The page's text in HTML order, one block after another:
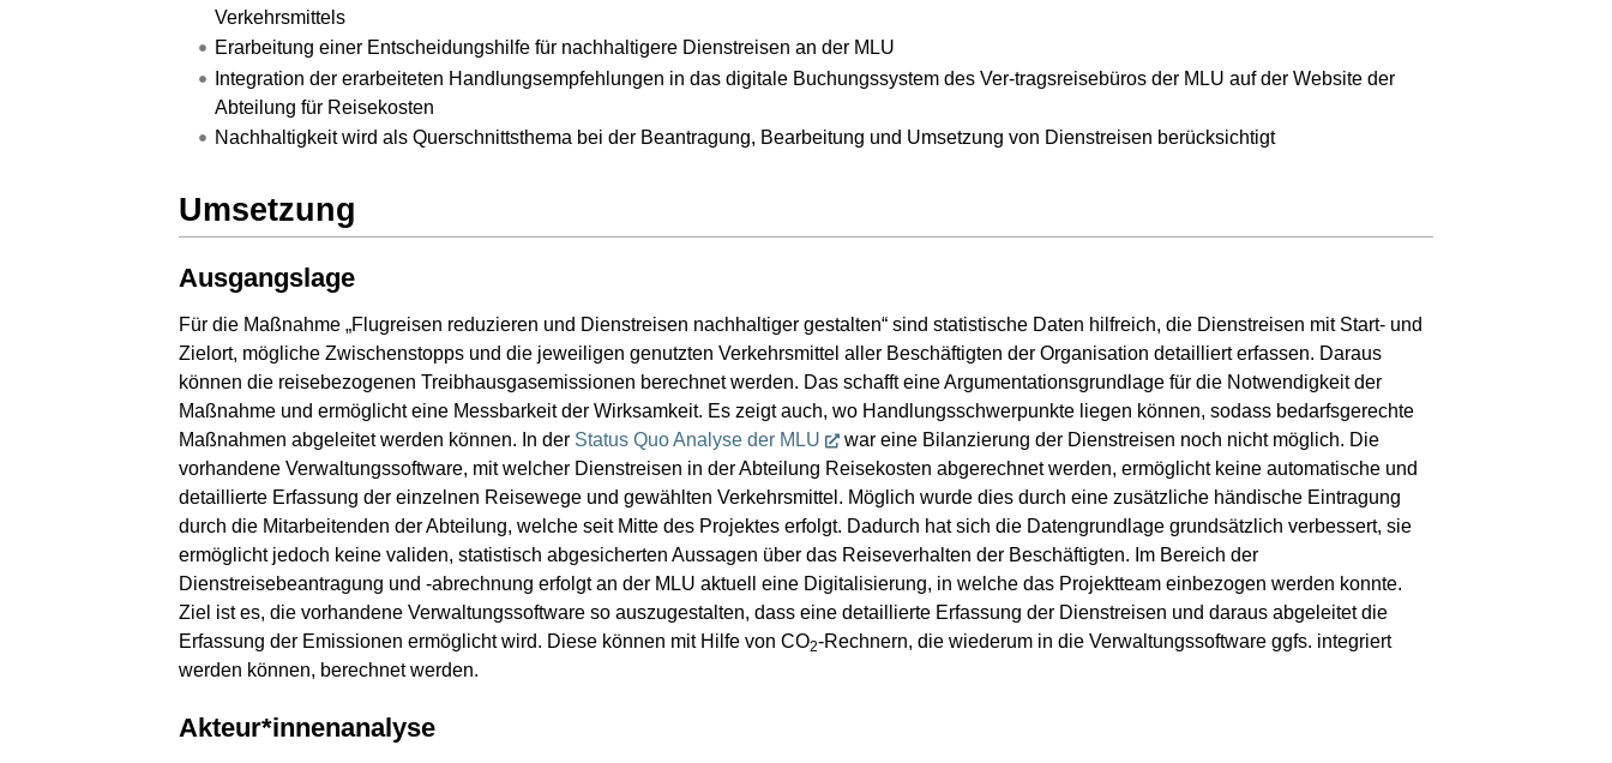
Verkehrsmittels
Erarbeitung einer Entscheidungshilfe für nachhaltigere Dienstreisen an der MLU
Integration der erarbeiteten Handlungsempfehlungen in das digitale Buchungssystem des Ver-tragsreisebüros der MLU auf der Website der
Abteilung für Reisekosten
Nachhaltigkeit wird als Querschnittsthema bei der Beantragung, Bearbeitung und Umsetzung von Dienstreisen berücksichtigt
Umsetzung
Ausgangslage
Für die Maßnahme „Flugreisen reduzieren und Dienstreisen nachhaltiger gestalten“ sind statistische Daten hilfreich, die Dienstreisen mit Start- und
Zielort, mögliche Zwischenstopps und die jeweiligen genutzten Verkehrsmittel aller Beschäftigten der Organisation detailliert erfassen. Daraus
können die reisebezogenen Treibhausgasemissionen berechnet werden. Das schafft eine Argumentationsgrundlage für die Notwendigkeit der
Maßnahme und ermöglicht eine Messbarkeit der Wirksamkeit. Es zeigt auch, wo Handlungsschwerpunkte liegen können, sodass bedarfsgerechte
Maßnahmen abgeleitet werden können. In der Status Quo Analyse der MLU
war eine Bilanzierung der Dienstreisen noch nicht möglich. Die
vorhandene Verwaltungssoftware, mit welcher Dienstreisen in der Abteilung Reisekosten abgerechnet werden, ermöglicht keine automatische und
detaillierte Erfassung der einzelnen Reisewege und gewählten Verkehrsmittel. Möglich wurde dies durch eine zusätzliche händische Eintragung
durch die Mitarbeitenden der Abteilung, welche seit Mitte des Projektes erfolgt. Dadurch hat sich die Datengrundlage grundsätzlich verbessert, sie
ermöglicht jedoch keine validen, statistisch abgesicherten Aussagen über das Reiseverhalten der Beschäftigten. Im Bereich der
Dienstreisebeantragung und -abrechnung erfolgt an der MLU aktuell eine Digitalisierung, in welche das Projektteam einbezogen werden konnte.
Ziel ist es, die vorhandene Verwaltungssoftware so auszugestalten, dass eine detaillierte Erfassung der Dienstreisen und daraus abgeleitet die
Erfassung der Emissionen ermöglicht wird. Diese können mit Hilfe von CO2-Rechnern, die wiederum in die Verwaltungssoftware ggfs. integriert
werden können, berechnet werden.
Akteur*innenanalyse